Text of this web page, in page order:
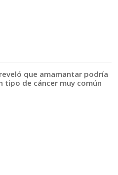
que amamantar podría
tipo de cáncer muy común